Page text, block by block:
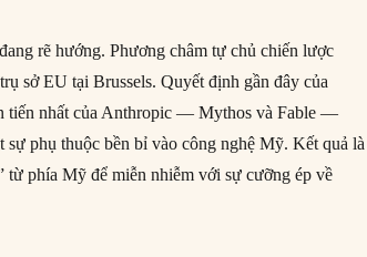
rẽ hướng. Phương châm tự chủ chiến lược
sở EU tại Brussels. Quyết định gần đây của
tiến nhất của Anthropic — Mythos và Fable —
sự phụ thuộc bền bỉ vào công nghệ Mỹ. Kết quả là
từ phía Mỹ để miễn nhiễm với sự cưỡng ép về